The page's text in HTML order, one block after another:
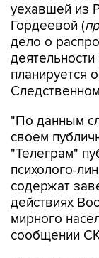
дело о
планируется
"По данным
"Телеграм"
психолого-
содержат
действиях
мирного
сообщении
В ведомстве